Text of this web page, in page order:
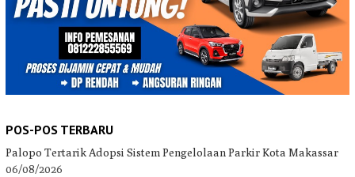
POS-POS TERBARU
Palopo Tertarik Adopsi Sistem Pengelolaan Parkir Kota Makassar
06/08/2026